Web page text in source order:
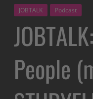
JOBTALK Podcast
People